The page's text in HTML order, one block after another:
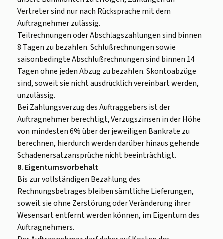
Vertreter sind nur nach Rücksprache mit dem
Auftragnehmer zulässig.
Teilrechnungen oder Abschlagszahlungen sind binnen
8 Tagen zu bezahlen. Schlußrechnungen sowie
saisonbedingte Abschlußrechnungen sind binnen 14
Tagen ohne jeden Abzug zu bezahlen. Skontoabzüge
sind, soweit sie nicht ausdrücklich vereinbart werden,
unzulässig.
Bei Zahlungsverzug des Auftraggebers ist der
Auftragnehmer berechtigt, Verzugszinsen in der Höhe
von mindesten 6% über der jeweiligen Bankrate zu
berechnen, hierdurch werden darüber hinaus gehende
Schadenersatzansprüche nicht beeinträchtigt.
8. Eigentumsvorbehalt
Bis zur vollständigen Bezahlung des
Rechnungsbetrages bleiben sämtliche Lieferungen,
soweit sie ohne Zerstörung oder Veränderung ihrer
Wesensart entfernt werden können, im Eigentum des
Auftragnehmers.